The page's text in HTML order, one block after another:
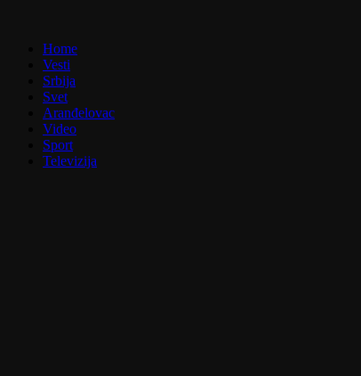
Home
Vesti
Srbija
Svet
Aranđelovac
Video
Sport
Televizija